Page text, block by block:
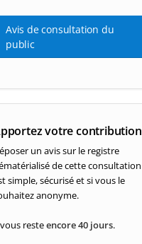
Avis de consultation du
public
votre contribution
un avis sur le registre
de cette consultation
simple, sécurisé et si vous le
anonyme.
resteencore 40 jours.